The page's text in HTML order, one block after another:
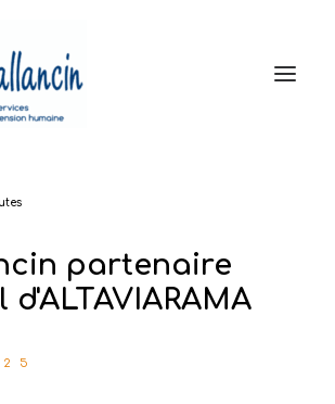
Sécurité
partenaire